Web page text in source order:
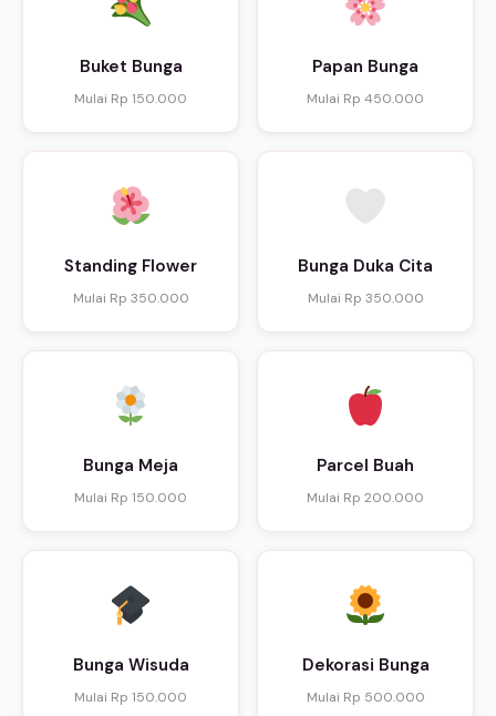
Buket Bunga
Mulai Rp 150.000
Papan Bunga
Mulai Rp 450.000
Standing Flower
Mulai Rp 350.000
Bunga Duka Cita
Mulai Rp 350.000
Bunga Meja
Mulai Rp 150.000
Parcel Buah
Mulai Rp 200.000
Bunga Wisuda
Mulai Rp 150.000
Dekorasi Bunga
Mulai Rp 500.000